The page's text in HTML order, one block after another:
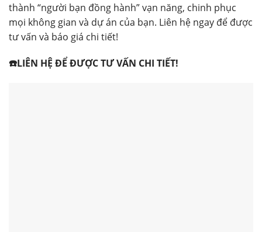
thành “người bạn đồng hành” vạn năng, chinh phục
mọi không gian và dự án của bạn. Liên hệ ngay để được
tư vấn và báo giá chi tiết!
☎️LIÊN HỆ ĐỂ ĐƯỢC TƯ VẤN CHI TIẾT!